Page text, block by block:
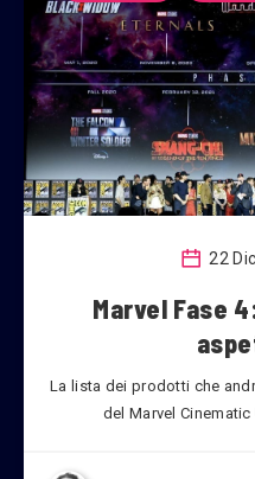
22
Marvel Fase
La lista dei prodotti che
del Marvel